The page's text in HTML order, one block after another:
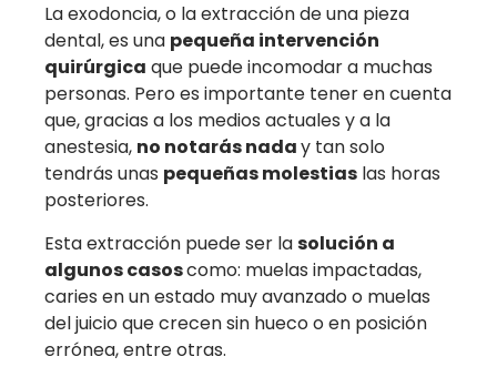
La exodoncia, o la extracción de una pieza
dental, es una pequeña intervención
quirúrgica que puede incomodar a muchas
personas. Pero es importante tener en cuenta
que, gracias a los medios actuales y a la
anestesia, no notarás naday tan solo
tendrás unas pequeñas molestias las horas
posteriores.
Esta extracción puede ser lasolución a
algunos casoscomo: muelas impactadas,
caries en un estado muy avanzado o muelas
del juicio que crecen sin hueco o en posición
errónea, entre otras.